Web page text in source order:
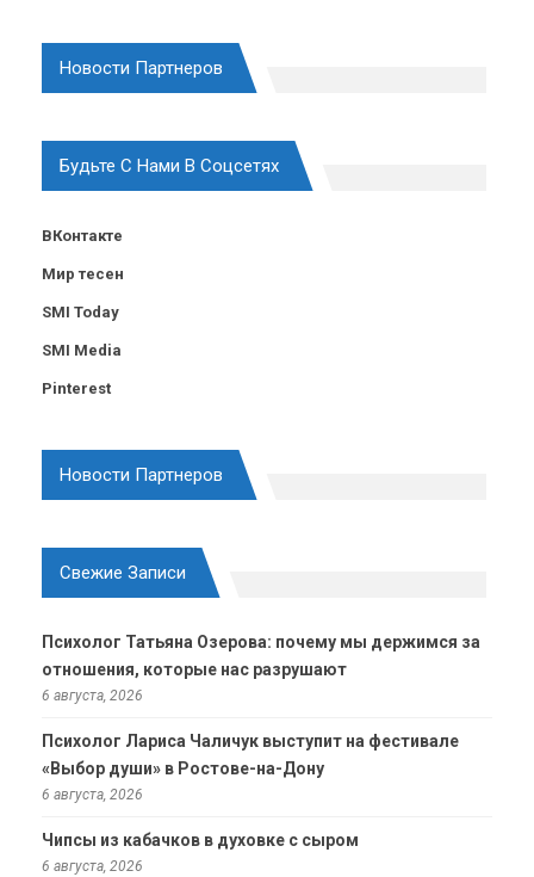
Новости Партнеров
Будьте С Нами В Соцсетях
ВКонтакте
Мир тесен
SMI Today
SMI Media
Pinterest
Новости Партнеров
Свежие Записи
Психолог Татьяна Озерова: почему мы держимся за
отношения, которые нас разрушают
6 августа, 2026
Психолог Лариса Чаличук выступит на фестивале
«Выбор души» в Ростове-на-Дону
6 августа, 2026
Чипсы из кабачков в духовке с сыром
6 августа, 2026